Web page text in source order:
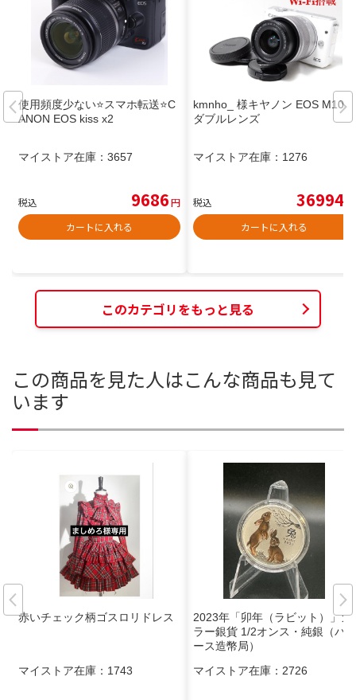
使用頻度少ない⭐️スマホ転送⭐️C
ANON EOS kiss x2
マイストア在庫： 3657
税込 9686円
カートに入れる
kmnho_ 様キヤノン EOS M10
ダブルレンズ
マイストア在庫： 1276
税込 36994
カートに入れる
このカテゴリをもっと見る
この商品を見た人はこんな商品も見て
います
赤いチェック柄ゴスロリドレス
マイストア在庫： 1743
2023年「卯年（ラビット）」カ
ラー銀貨 1/2オンス・純銀（パ
ース造幣局）
マイストア在庫： 2726